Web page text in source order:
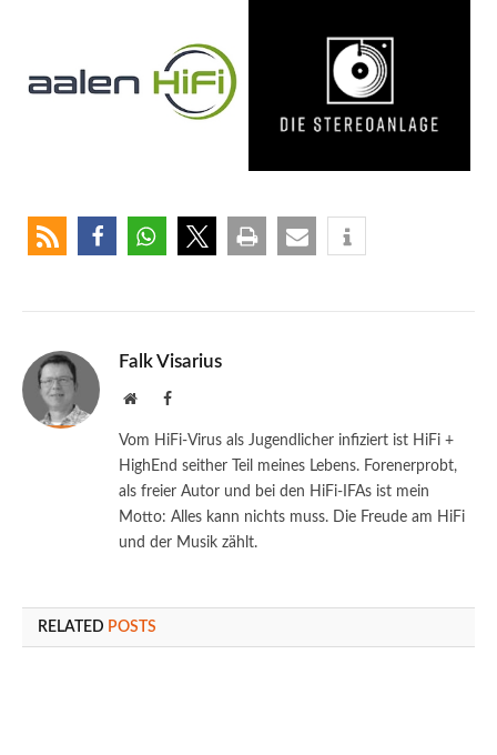
Falk Visarius
WebsiteFacebook
Vom HiFi-Virus als Jugendlicher infiziert ist HiFi +
HighEnd seither Teil meines Lebens. Forenerprobt,
als freier Autor und bei den HiFi-IFAs ist mein
Motto: Alles kann nichts muss. Die Freude am HiFi
und der Musik zählt.
RELATED POSTS